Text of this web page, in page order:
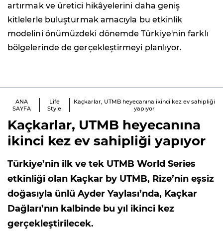
artırmak ve üretici hikâyelerini daha geniş
kitlelerle buluşturmak amacıyla bu etkinlik
modelini önümüzdeki dönemde Türkiye'nin farklı
bölgelerinde de gerçekleştirmeyi planlıyor.
ANA
SAYFA
Life
Style
Kaçkarlar, UTMB heyecanına ikinci kez ev sahipliği
yapıyor
Kaçkarlar, UTMB heyecanına
ikinci kez ev sahipliği yapıyor
Türkiye’nin ilk ve tek UTMB World Series
etkinliği olan Kaçkar by UTMB, Rize’nin eşsiz
doğasıyla ünlü Ayder Yaylası’nda, Kaçkar
Dağları’nın kalbinde bu yıl ikinci kez
gerçekleştirilecek.